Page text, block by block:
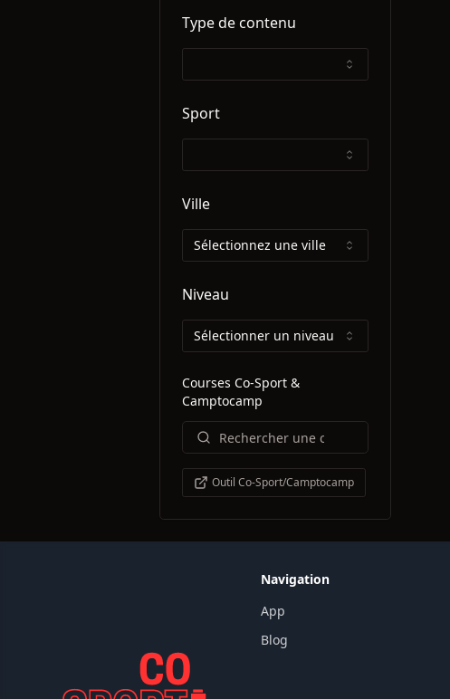
Type de contenu
Sport
Ville
Sélectionnez une ville
Niveau
Sélectionner un niveau
Courses Co-Sport &
Camptocamp
Outil Co-Sport/Camptocamp
Navigation
App
Blog